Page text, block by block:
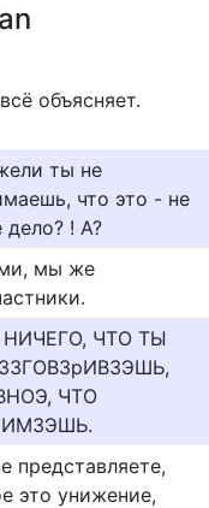
oбъяcняет.
ты не
что это - не
дело? ! А?
мы же
ЧТО ТЫ
ЧТО
представляете,
это унижение,